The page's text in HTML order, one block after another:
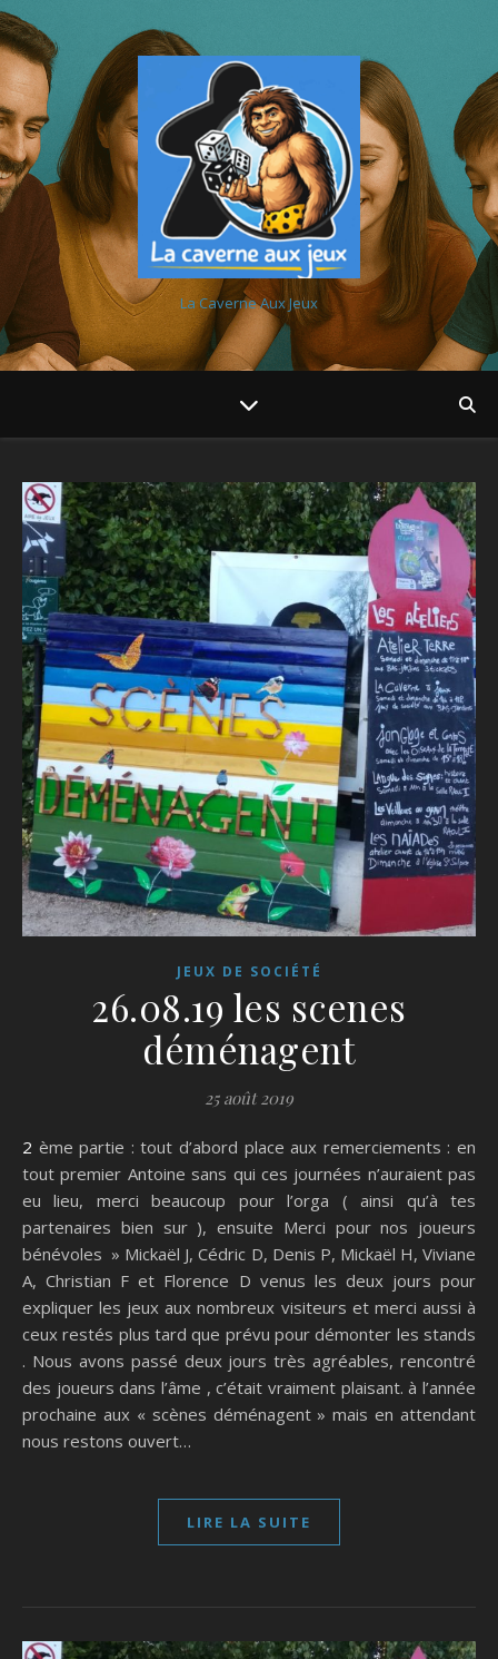
La Caverne Aux Jeux
JEUX DE SOCIÉTÉ
26.08.19 les scenes
déménagent
25 août 2019
2 ème partie : tout d’abord place aux remerciements : en
tout premier Antoine sans qui ces journées n’auraient pas
eu lieu, merci beaucoup pour l’orga ( ainsi qu’à tes
partenaires bien sur ), ensuite Merci pour nos joueurs
bénévoles » Mickaël J, Cédric D, Denis P, Mickaël H, Viviane
A, Christian F et Florence D venus les deux jours pour
expliquer les jeux aux nombreux visiteurs et merci aussi à
ceux restés plus tard que prévu pour démonter les stands
. Nous avons passé deux jours très agréables, rencontré
des joueurs dans l’âme , c’était vraiment plaisant. à l’année
prochaine aux « scènes déménagent » mais en attendant
nous restons ouvert…
LIRE LA SUITE